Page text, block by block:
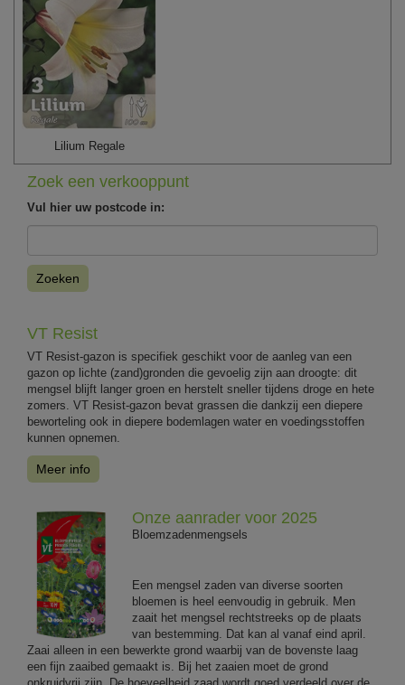
Lilium Regale
Zoek een verkooppunt
Vul hier uw postcode in:
Zoeken
VT Resist
VT Resist-gazon is specifiek geschikt voor de aanleg van een
gazon op lichte (zand)gronden die gevoelig zijn aan droogte: dit
mengsel blijft langer groen en herstelt sneller tijdens droge en hete
zomers. VT Resist-gazon bevat grassen die dankzij een diepere
beworteling ook in diepere bodemlagen water en voedingsstoffen
kunnen opnemen.
Meer info
Onze aanrader voor 2025
Bloemzadenmengsels
Een mengsel zaden van diverse soorten
bloemen is heel eenvoudig in gebruik. Men
zaait het mengsel rechtstreeks op de plaats
van bestemming. Dat kan al vanaf eind april.
Zaai alleen in een bewerkte grond waarbij van de bovenste laag
een fijn zaaibed gemaakt is. Bij het zaaien moet de grond